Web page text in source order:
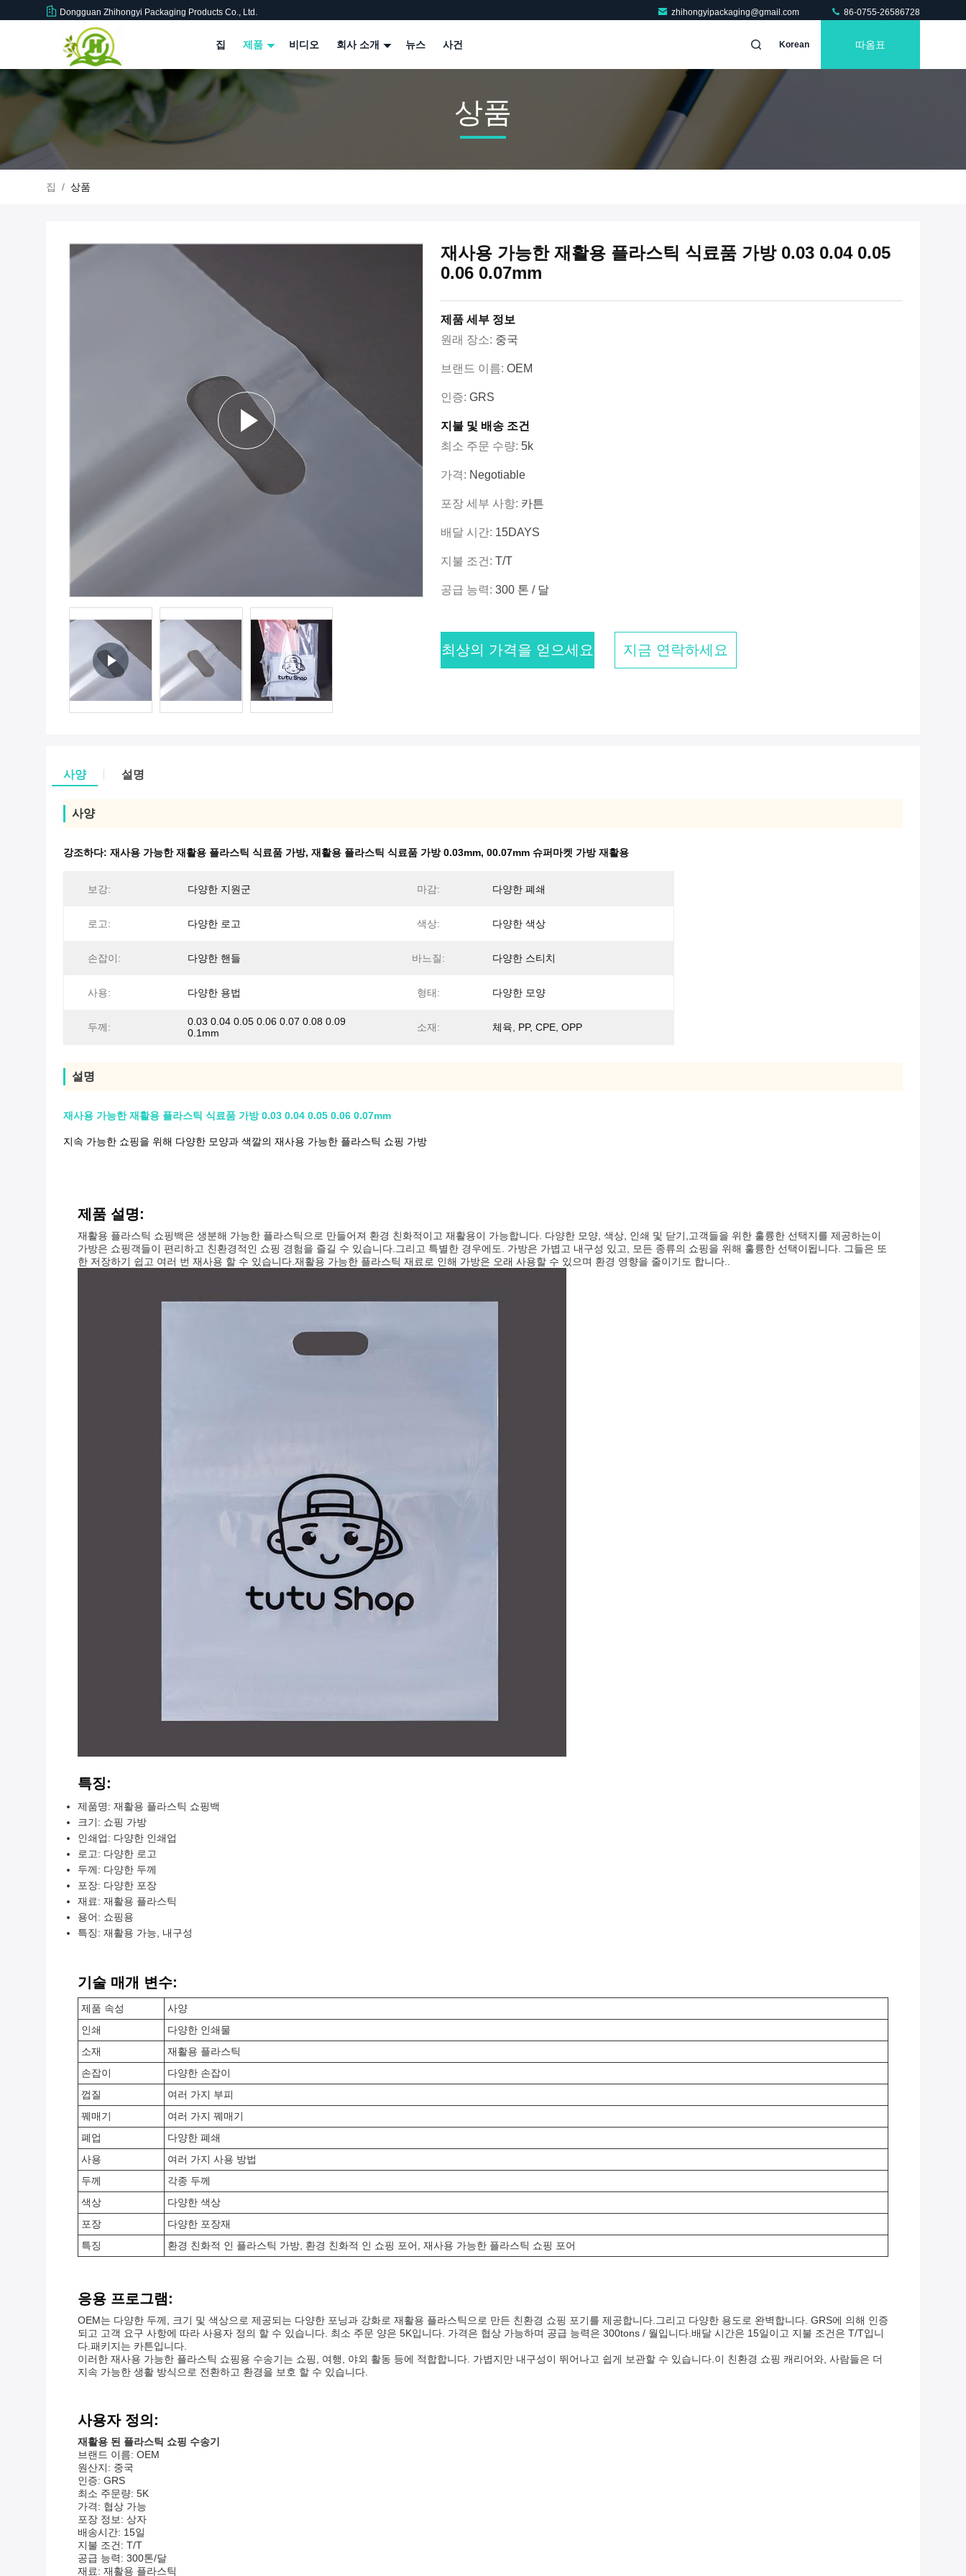
Dongguan Zhihongyi Packaging Products Co., Ltd. zhihongyipackaging@gmail.com 86-0755-26586728
집 제품 비디오 회사 소개 뉴스 사건 Korean 따옴표
상품
집 / 상품
재사용 가능한 재활용 플라스틱 식료품 가방 0.03 0.04 0.05
0.06 0.07mm
제품 세부 정보
원래 장소: 중국
브랜드 이름: OEM
인증: GRS
지불 및 배송 조건
최소 주문 수량: 5k
가격: Negotiable
포장 세부 사항: 카튼
배달 시간: 15DAYS
지불 조건: T/T
공급 능력: 300 톤 / 달
최상의 가격을 얻으세요 지금 연락하세요
사양 설명
사양
강조하다: 재사용 가능한 재활용 플라스틱 식료품 가방, 재활용 플라스틱 식료품 가방 0.03mm, 00.07mm 슈퍼마켓 가방 재활용
보강: 다양한 지원군 마감: 다양한 폐쇄
로고: 다양한 로고 색상: 다양한 색상
손잡이: 다양한 핸들 바느질: 다양한 스티치
사용: 다양한 용법 형태: 다양한 모양
두께:
0.03 0.04 0.05 0.06 0.07 0.08 0.09
0.1mm
소재: 체육, PP, CPE, OPP
설명
재사용 가능한 재활용 플라스틱 식료품 가방 0.03 0.04 0.05 0.06 0.07mm
지속 가능한 쇼핑을 위해 다양한 모양과 색깔의 재사용 가능한 플라스틱 쇼핑 가방
제품 설명:
재활용 플라스틱 쇼핑백은 생분해 가능한 플라스틱으로 만들어져 환경 친화적이고 재활용이 가능합니다. 다양한 모양, 색상, 인쇄 및 닫기,고객들을 위한 훌륭한 선택지를 제공하는이
가방은 쇼핑객들이 편리하고 친환경적인 쇼핑 경험을 즐길 수 있습니다.그리고 특별한 경우에도. 가방은 가볍고 내구성 있고, 모든 종류의 쇼핑을 위해 훌륭한 선택이됩니다. 그들은 또
한 저장하기 쉽고 여러 번 재사용 할 수 있습니다.재활용 가능한 플라스틱 재료로 인해 가방은 오래 사용할 수 있으며 환경 영향을 줄이기도 합니다..
특징:
제품명: 재활용 플라스틱 쇼핑백
크기: 쇼핑 가방
인쇄업: 다양한 인쇄업
로고: 다양한 로고
두께: 다양한 두께
포장: 다양한 포장
재료: 재활용 플라스틱
용어: 쇼핑용
특징: 재활용 가능, 내구성
기술 매개 변수:
제품 속성
사양
인쇄
다양한 인쇄물
소재
재활용 플라스틱
손잡이
다양한 손잡이
껍질
여러 가지 부피
꿰매기
여러 가지 꿰매기
폐업
다양한 폐쇄
사용
여러 가지 사용 방법
두께
각종 두께
색상
다양한 색상
포장
다양한 포장재
특징
환경 친화적 인 플라스틱 가방, 환경 친화적 인 쇼핑 포어, 재사용 가능한 플라스틱 쇼핑 포어
응용 프로그램:
OEM는 다양한 두께, 크기 및 색상으로 제공되는 다양한 포닝과 강화로 재활용 플라스틱으로 만든 친환경 쇼핑 포기를 제공합니다.그리고 다양한 용도로 완벽합니다. GRS에 의해 인증
되고 고객 요구 사항에 따라 사용자 정의 할 수 있습니다. 최소 주문 양은 5K입니다. 가격은 협상 가능하며 공급 능력은 300tons / 월입니다.배달 시간은 15일이고 지불 조건은 T/T입니
다.패키지는 카튼입니다.
이러한 재사용 가능한 플라스틱 쇼핑용 수송기는 쇼핑, 여행, 야외 활동 등에 적합합니다. 가볍지만 내구성이 뛰어나고 쉽게 보관할 수 있습니다.이 친환경 쇼핑 캐리어와, 사람들은 더
지속 가능한 생활 방식으로 전환하고 환경을 보호 할 수 있습니다.
사용자 정의:
재활용 된 플라스틱 쇼핑 수송기
브랜드 이름: OEM
원산지: 중국
인증: GRS
최소 주문량: 5K
가격: 협상 가능
포장 정보: 상자
배송시간: 15일
지불 조건: T/T
공급 능력: 300톤/달
재료: 재활용 플라스틱